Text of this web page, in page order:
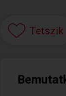
Tetszik